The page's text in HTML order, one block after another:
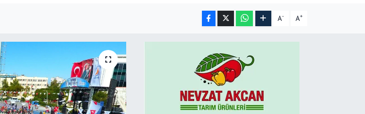
A- A+